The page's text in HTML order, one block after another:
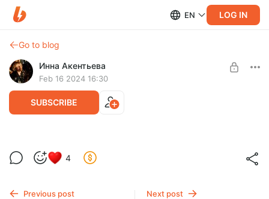
EN LOG IN
Go to blog
Инна Акентьева
Feb 16 2024 16:30
SUBSCRIBE
Дом Романовых. Княгиня Ольга Палей
При такой биографии, казалось бы, впору писать трагедию.
ниже своего достоинства.
UNLOCK POST
4
Previous post
Next post